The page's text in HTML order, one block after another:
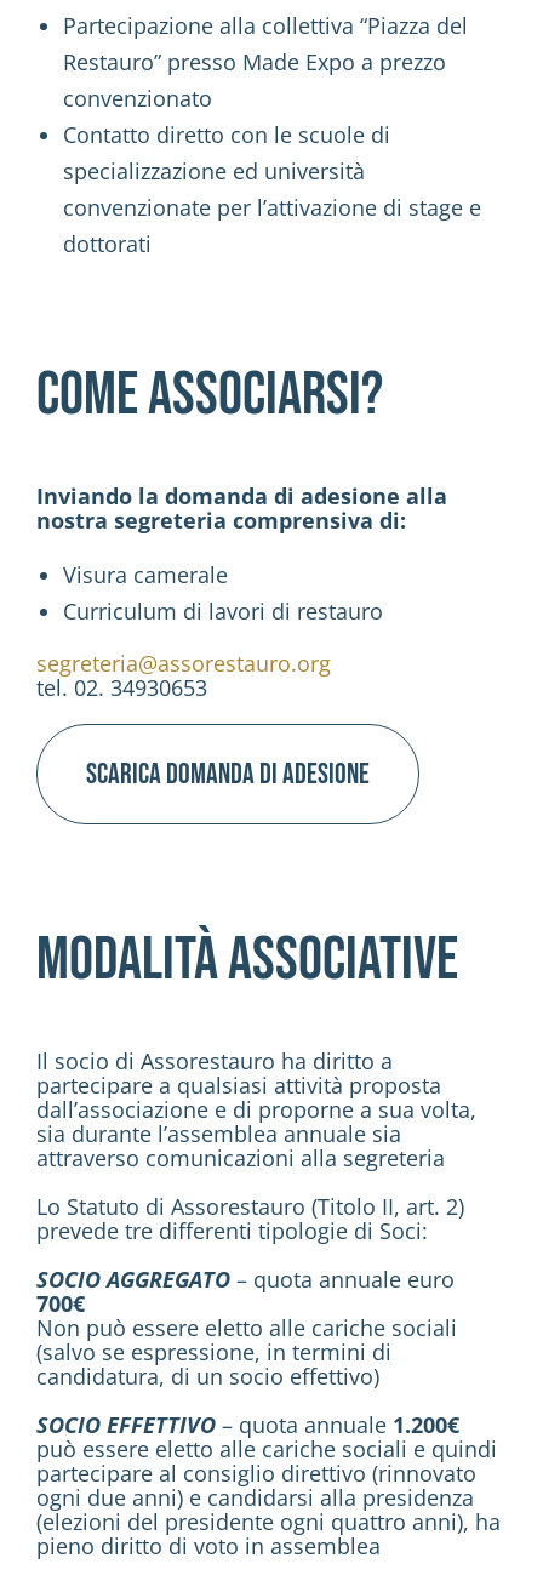
Partecipazione alla collettiva “Piazza del
Restauro” presso Made Expo a prezzo
convenzionato
Contatto diretto con le scuole di
specializzazione ed università
convenzionate per l’attivazione di stage e
dottorati
Come associarsi?
Inviando la domanda di adesione alla
nostra segreteria comprensiva di:
Visura camerale
Curriculum di lavori di restauro
segreteria@assorestauro.org
tel. 02. 34930653
Scarica domanda di adesione
Modalità associative
Il socio di Assorestauro ha diritto a
partecipare a qualsiasi attività proposta
dall’associazione e di proporne a sua volta,
sia durante l’assemblea annuale sia
attraverso comunicazioni alla segreteria
Lo Statuto di Assorestauro (Titolo II, art. 2)
prevede tre differenti tipologie di Soci:
SOCIO AGGREGATO– quota annuale euro
700€
Non può essere eletto alle cariche sociali
(salvo se espressione, in termini di
candidatura, di un socio effettivo)
SOCIO EFFETTIVO– quota annuale 1.200€
può essere eletto alle cariche sociali e quindi
partecipare al consiglio direttivo (rinnovato
ogni due anni) e candidarsi alla presidenza
(elezioni del presidente ogni quattro anni), ha
pieno diritto di voto in assemblea